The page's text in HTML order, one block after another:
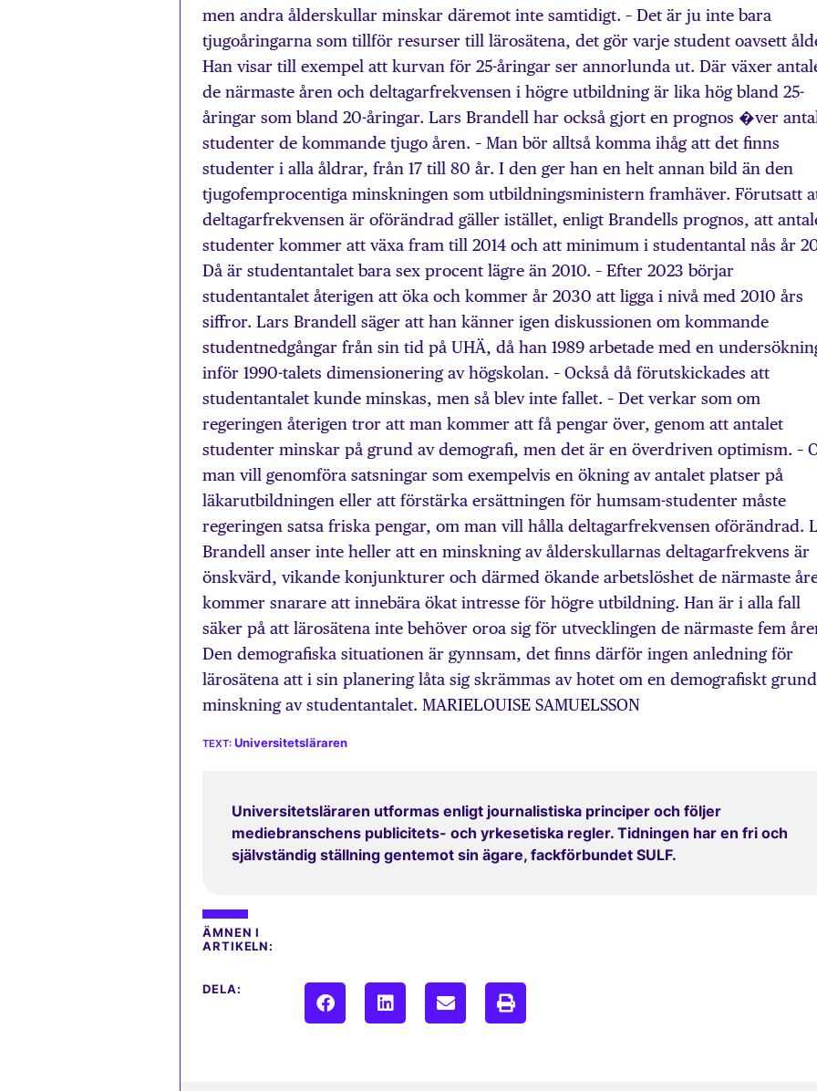
men andra ålderskullar minskar däremot inte samtidigt. – Det är ju inte bara
tjugoåringarna som tillför resurser till lärosätena, det gör varje student oavsett
Han visar till exempel att kurvan för 25-åringar ser annorlunda ut. Där växer
de närmaste åren och deltagarfrekvensen i högre utbildning är lika hög bland 25-
åringar som bland 20-åringar. Lars Brandell har också gjort en prognos �ver
studenter de kommande tjugo åren. – Man bör alltså komma ihåg att det finns
studenter i alla åldrar, från 17 till 80 år. I den ger han en helt annan bild än den
tjugofemprocentiga minskningen som utbildningsministern framhäver. Förutsatt
deltagarfrekvensen är oförändrad gäller istället, enligt Brandells prognos, att
studenter kommer att växa fram till 2014 och att minimum i studentantal nås år
Då är studentantalet bara sex procent lägre än 2010. – Efter 2023 börjar
studentantalet återigen att öka och kommer år 2030 att ligga i nivå med 2010 års
siffror. Lars Brandell säger att han känner igen diskussionen om kommande
studentnedgångar från sin tid på UHÄ, då han 1989 arbetade med en
inför 1990-talets dimensionering av högskolan. – Också då förutskickades att
studentantalet kunde minskas, men så blev inte fallet. – Det verkar som om
regeringen återigen tror att man kommer att få pengar över, genom att antalet
studenter minskar på grund av demografi, men det är en överdriven optimism. –
man vill genomföra satsningar som exempelvis en ökning av antalet platser på
läkarutbildningen eller att förstärka ersättningen för humsam-studenter måste
regeringen satsa friska pengar, om man vill hålla deltagarfrekvensen oförändrad.
Brandell anser inte heller att en minskning av ålderskullarnas deltagarfrekvens är
önskvärd, vikande konjunkturer och därmed ökande arbetslöshet de närmaste
kommer snarare att innebära ökat intresse för högre utbildning. Han är i alla fall
säker på att lärosätena inte behöver oroa sig för utvecklingen de närmaste fem
Den demografiska situationen är gynnsam, det finns därför ingen anledning för
lärosätena att i sin planering låta sig skrämmas av hotet om en demografiskt
minskning av studentantalet. MARIELOUISE SAMUELSSON
Universitetsläraren
Universitetsläraren utformas enligt journalistiska principer och följer
mediebranschens publicitets- och yrkesetiska regler. Tidningen har en fri och
självständig ställning gentemot sin ägare, fackförbundet SULF.
ÄMNEN I
ARTIKELN:
DELA: